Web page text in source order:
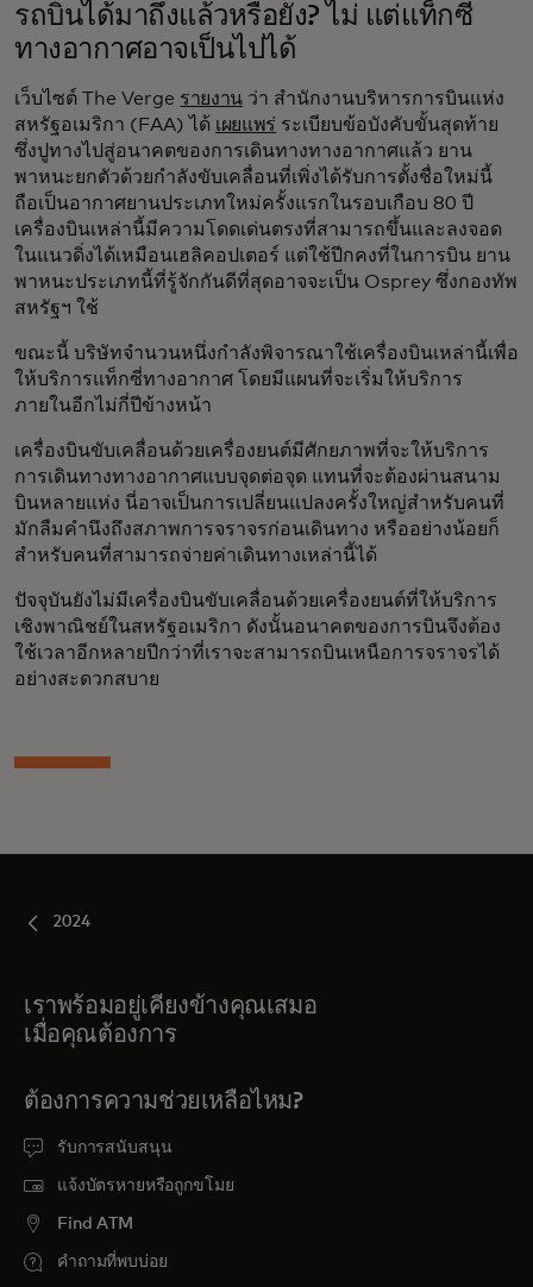
รถบินได้มาถึงแล้วหรือยัง? ไม่ แต่แท็กซี่
ทางอากาศอาจเป็นไปได้
เว็บไซต์ The Verge รายงาน ว่า สำนักงานบริหารการบินแห่ง
สหรัฐอเมริกา (FAA) ได้ เผยแพร่ ระเบียบข้อบังคับขั้นสุดท้าย
ซึ่งปูทางไปสู่อนาคตของการเดินทางทางอากาศแล้ว ยาน
พาหนะยกตัวด้วยกำลังขับเคลื่อนที่เพิ่งได้รับการตั้งชื่อใหม่นี้
ถือเป็นอากาศยานประเภทใหม่ครั้งแรกในรอบเกือบ 80 ปี
เครื่องบินเหล่านี้มีความโดดเด่นตรงที่สามารถขึ้นและลงจอด
ในแนวดิ่งได้เหมือนเฮลิคอปเตอร์ แต่ใช้ปีกคงที่ในการบิน ยาน
พาหนะประเภทนี้ที่รู้จักกันดีที่สุดอาจจะเป็น Osprey ซึ่งกองทัพ
สหรัฐฯ ใช้
ขณะนี้ บริษัทจำนวนหนึ่งกำลังพิจารณาใช้เครื่องบินเหล่านี้เพื่อ
ให้บริการแท็กซี่ทางอากาศ โดยมีแผนที่จะเริ่มให้บริการ
ภายในอีกไม่กี่ปีข้างหน้า
เครื่องบินขับเคลื่อนด้วยเครื่องยนต์มีศักยภาพที่จะให้บริการ
การเดินทางทางอากาศแบบจุดต่อจุด แทนที่จะต้องผ่านสนาม
บินหลายแห่ง นี่อาจเป็นการเปลี่ยนแปลงครั้งใหญ่สำหรับคนที่
มักลืมคำนึงถึงสภาพการจราจรก่อนเดินทาง หรืออย่างน้อยก็
สำหรับคนที่สามารถจ่ายค่าเดินทางเหล่านี้ได้
ปัจจุบันยังไม่มีเครื่องบินขับเคลื่อนด้วยเครื่องยนต์ที่ให้บริการ
เชิงพาณิชย์ในสหรัฐอเมริกา ดังนั้นอนาคตของการบินจึงต้อง
ใช้เวลาอีกหลายปีกว่าที่เราจะสามารถบินเหนือการจราจรได้
อย่างสะดวกสบาย
2024
เราพร้อมอยู่เคียงข้างคุณเสมอ
เมื่อคุณต้องการ
ต้องการความช่วยเหลือไหม?
รับการสนับสนุน
แจ้งบัตรหายหรือถูกขโมย
Find ATM
คำถามที่พบบ่อย